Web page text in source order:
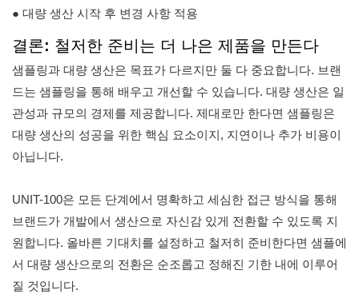
● 대량 생산 시작 후 변경 사항 적용
결론: 철저한 준비는 더 나은 제품을 만든다
샘플링과 대량 생산은 목표가 다르지만 둘 다 중요합니다. 브랜
드는 샘플링을 통해 배우고 개선할 수 있습니다. 대량 생산은 일
관성과 규모의 경제를 제공합니다. 제대로만 한다면 샘플링은
대량 생산의 성공을 위한 핵심 요소이지, 지연이나 추가 비용이
아닙니다.
UNIT-100은 모든 단계에서 명확하고 세심한 접근 방식을 통해
브랜드가 개발에서 생산으로 자신감 있게 전환할 수 있도록 지
원합니다. 올바른 기대치를 설정하고 철저히 준비한다면 샘플에
서 대량 생산으로의 전환은 순조롭고 정해진 기한 내에 이루어
질 것입니다.